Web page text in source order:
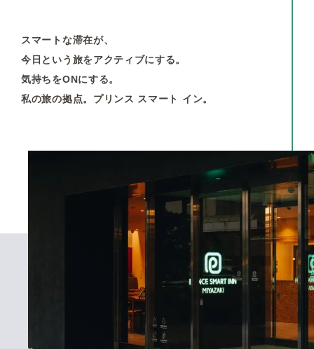
スマートな滞在が、
今日という旅をアクティブにする。
気持ちをONにする。
私の旅の拠点。プリンス スマート イン。